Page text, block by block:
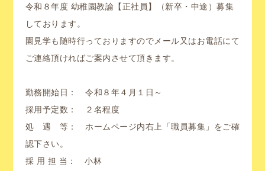
令和８年度 幼稚園教諭【正社員】（新卒・中途）募集
しております。
園見学も随時行っておりますのでメール又はお電話にて
ご連絡頂ければご案内させて頂きます。
勤務開始日： 令和８年４月１日～
採用予定数： ２名程度
処 遇 等： ホームページ内右上「職員募集」をご確
認下さい。
採 用 担 当： 小林